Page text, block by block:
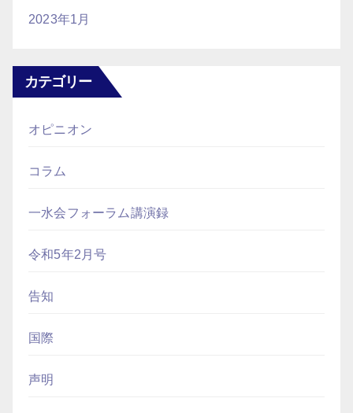
2023年1月
カテゴリー
オピニオン
コラム
一水会フォーラム講演録
令和5年2月号
告知
国際
声明